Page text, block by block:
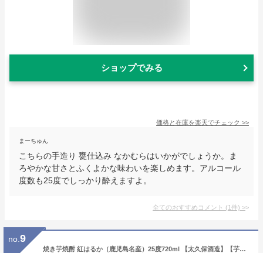
ショップでみる
価格と在庫を楽天でチェック >>
まーちゅん
こちらの手造り 甕仕込み なかむらはいかがでしょうか。ま
ろやかな甘さとふくよかな味わいを楽しめます。アルコール
度数も25度でしっかり酔えますよ。
全てのおすすめコメント (1件) >
no. 9
焼き芋焼酎 紅はるか（鹿児島名産）25度720ml 【太久保酒造】【芋焼酎 いも焼酎 鹿児島 手土産 プレゼント ギフト あす楽 内祝い お返し お酒 還暦祝い お祝い 酒 開店祝い 誕生日 帰省土産】